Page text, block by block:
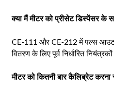
क्या मैं मीटर को प्रीसेट डिस्पेंसर के
CE-111 और CE-212 में पल्स
वितरण के लिए पूर्व निर्धारित
मीटर को कितनी बार कैलिब्रेट करना